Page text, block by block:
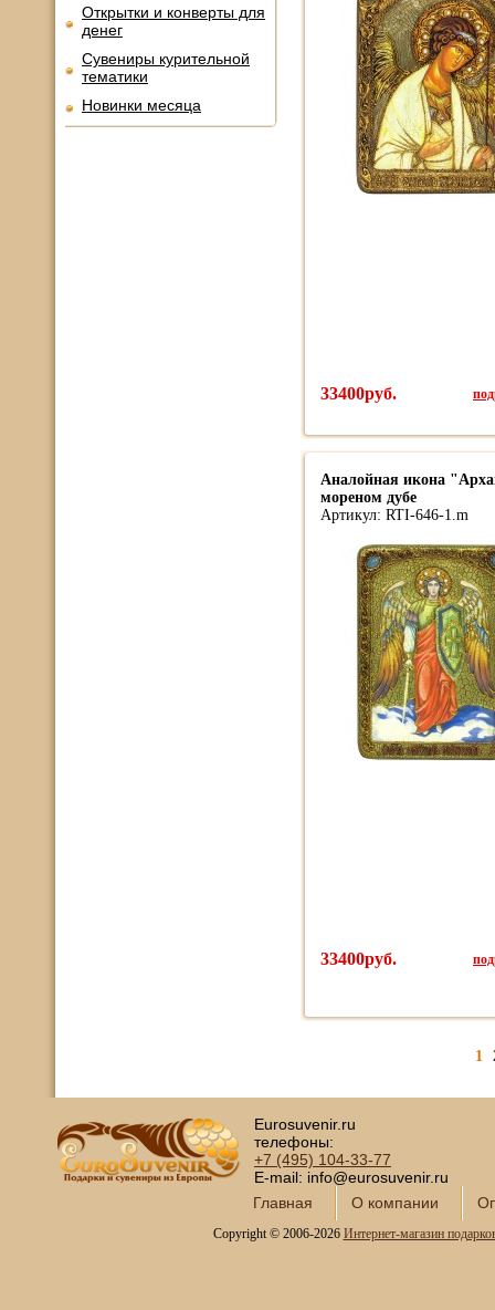
Открытки и конверты для
денег
Сувениры курительной
тематики
Новинки месяца
33400руб.
Аналойная икона
мореном дубе
Артикул: RTI-646-1.m
33400руб.
1
Eurosuvenir.ru
телефоны:
+7 (495) 104-33-77
E-mail: info@eurosuvenir.ru
Главная
О компании
Copyright © 2006-2026 Интернет-магазин